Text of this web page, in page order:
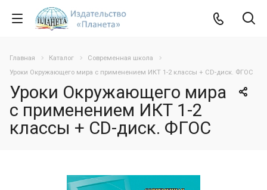
Главная Каталог
Современная школа
Уроки Окружающего мира с применением ИКТ 1-2 классы + CD-диск. ФГОС
Уроки Окружающего мира
с применением ИКТ 1-2
классы + CD-диск. ФГОС